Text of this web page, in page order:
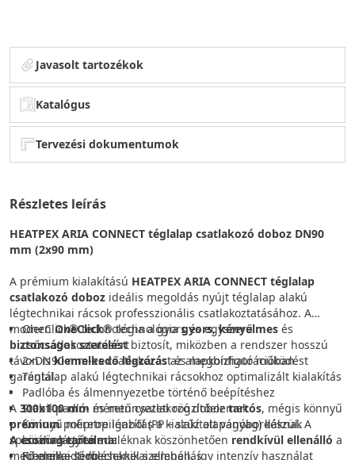
Javasolt tartozékok
Katalógus
Tervezési dokumentumok
Részletes leírás
HEATPEX ARIA CONNECT téglalap csatlakozó doboz DN90
mm (2x90 mm)
A prémium kialakítású HEATPEX ARIA CONNECT téglalap
csatlakozó doboz ideális megoldás nyújt téglalap alakú
légtechnikai rácsok professzionális csatlakoztatásához. A
modernOneClick® technológiagyors,kényelmes és
biztonságos szereléstbiztosít, miközben a rendszer hosszú
távon iskiemelkedő légzárást és megbízható működést
garantál.
A 300x100 mm méretű csatlakozó doboztartós, mégis könnyű
prémiumpolipropilénből (PP – szűz alapanyag) készül. A
speciális lágyító adaléknak köszönhetően rendkívül ellenálló a
mechanikai sérülésekkel szemben, így intenzív használat
OneClick® technológia a gyors és egyszerű
csőcsatlakoztatásért
2×DN90 mm-es csatlakozás az alapkonfigurációban
Téglalap alakú légtechnikai rácsokhoz optimalizált kialakítás
Padlóba és álmennyezetbe történő beépítéshez
Stabil padló- és mennyezeti rögzítőelemek
Könnyű méretre igazítás a kialakított vágóbordáknak
köszönhetően
Kiemelkedő mechanikai ellenállás
A csomag tartalma:
Fő elem – 1 db